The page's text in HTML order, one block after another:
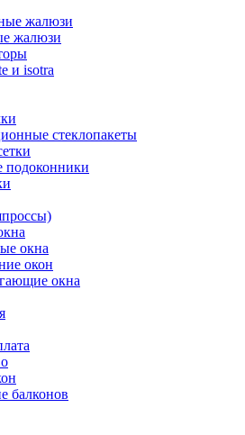
жалюзи
жалюзи
и isotra
стеклопакеты
подоконники
окна
окон
окна
балконов